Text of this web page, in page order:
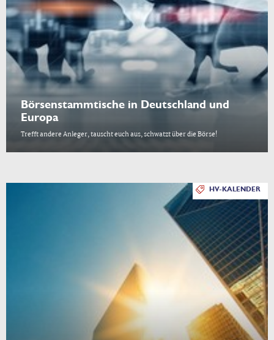
Börsenstammtische in Deutschland und
Europa
Trefft andere Anleger, tauscht euch aus, schwatzt über die Börse!
HV-KALENDER